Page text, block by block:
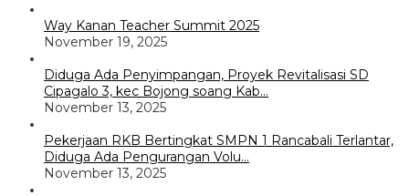
Way Kanan Teacher Summit 2025
November 19, 2025
Diduga Ada Penyimpangan, Proyek Revitalisasi SD
Cipagalo 3, kec Bojong soang Kab…
November 13, 2025
Pekerjaan RKB Bertingkat SMPN 1 Rancabali Terlantar,
Diduga Ada Pengurangan Volu…
November 13, 2025